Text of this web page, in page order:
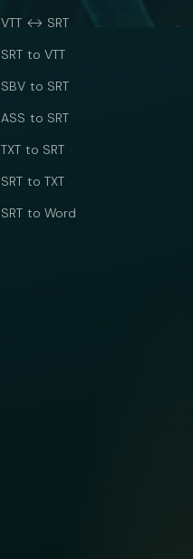
VTT ↔ SRT
SRT to VTT
SBV to SRT
ASS to SRT
TXT to SRT
SRT to TXT
SRT to Word